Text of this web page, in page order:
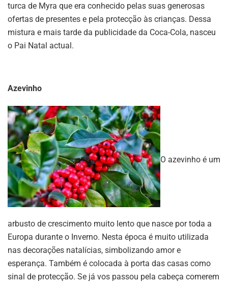
turca de Myra que era conhecido pelas suas generosas
ofertas de presentes e pela protecção às crianças. Dessa
mistura e mais tarde da publicidade da Coca-Cola, nasceu
o Pai Natal actual.
Azevinho
O azevinho é um
arbusto de crescimento muito lento que nasce por toda a
Europa durante o Inverno. Nesta época é muito utilizada
nas decorações natalícias, simbolizando amor e
esperança. Também é colocada à porta das casas como
sinal de protecção. Se já vos passou pela cabeça comerem